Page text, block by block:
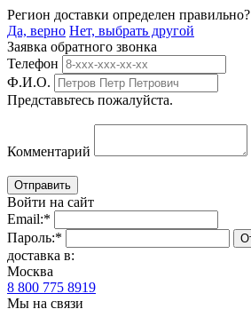
Регион доставки определен правильно?
Да, верно Нет, выбрать другой
Заявка обратного звонка
Телефон
Ф.И.О.
Представьтесь пожалуйста.
Комментарий
Войти на сайт
Email:*
Пароль:*
доставка в:
Москва
8 800 775 8919
Мы на связи